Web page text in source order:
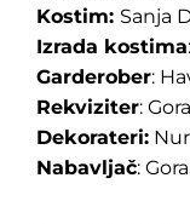
Kostim: Sanja
Izrada kostima
Garderober:
Rekviziter:
Dekorateri:
Nabavljač: